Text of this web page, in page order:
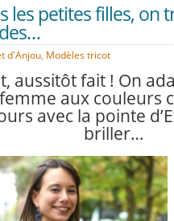
les petites filles, on
d'Anjou, Modèles tricot
aussitôt fait ! On
aux couleurs
avec la pointe
briller…